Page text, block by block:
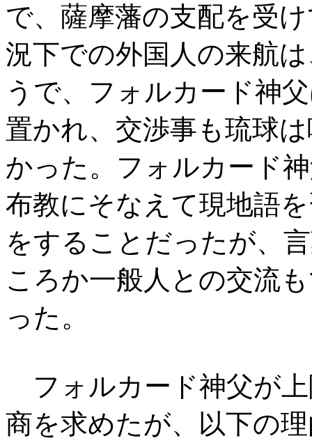
で、薩摩藩の支配を受
況下での外国人の来航
うで、フォルカード神
置かれ、交渉事も琉球
かった。フォルカード
布教にそなえて現地語
をすることだったが、
ころか一般人との交流
った。
フォルカード神父が
商を求めたが、以下の